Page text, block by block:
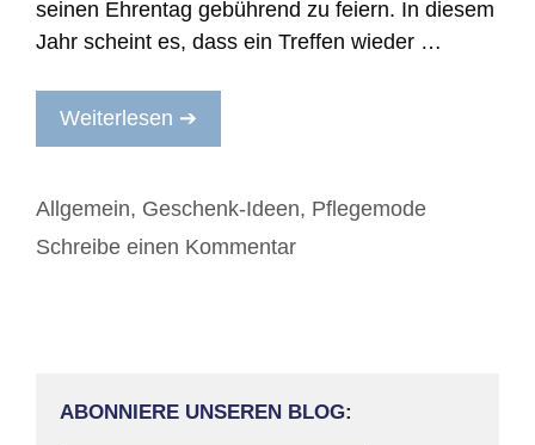
seinen Ehrentag gebührend zu feiern. In diesem
Jahr scheint es, dass ein Treffen wieder …
Weiterlesen ➔
Kategorien
Allgemein, Geschenk-Ideen, Pflegemode
Schreibe einen Kommentar
ABONNIERE UNSEREN BLOG: